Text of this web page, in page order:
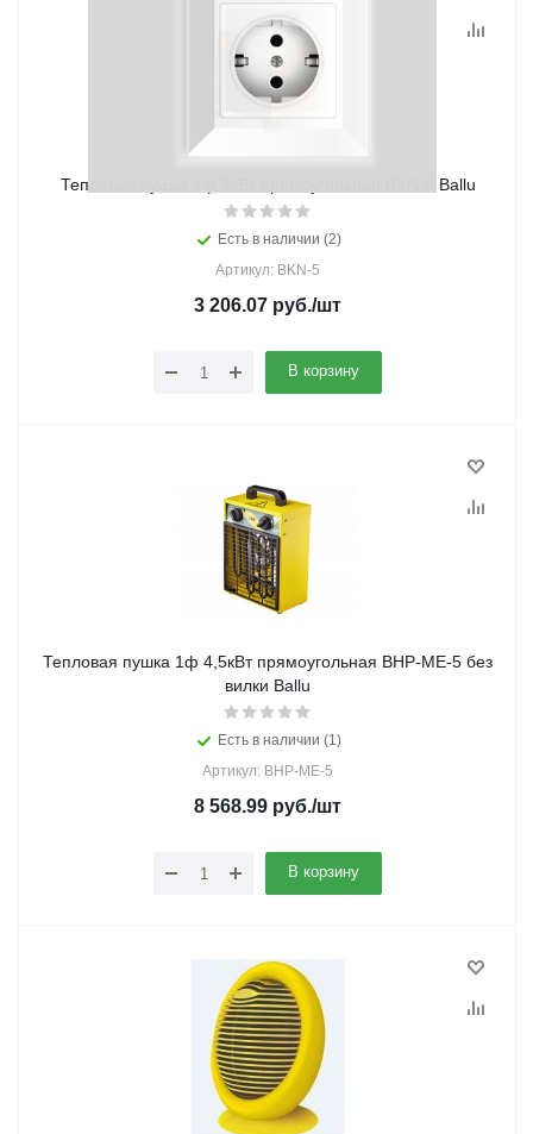
Тепловая пушка 1ф 3кВт прямоугольная BKN-5 Ballu
Есть в наличии (2)
Артикул: BKN-5
3 206.07 руб./шт
В корзину
Тепловая пушка 1ф 4,5кВт прямоугольная BHP-ME-5 без
вилки Ballu
Есть в наличии (1)
Артикул: BHP-ME-5
8 568.99 руб./шт
В корзину